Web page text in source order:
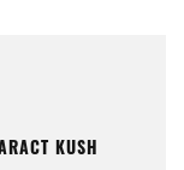
KUSH